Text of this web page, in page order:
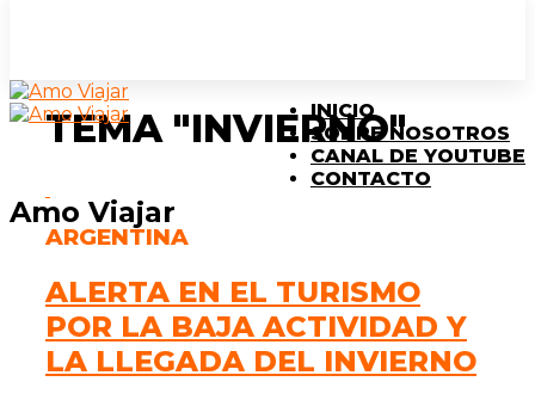
Amo Viajar
INICIO
SOBRE NOSOTROS
CANAL DE YOUTUBE
CONTACTO
TEMA "INVIERNO"
ARGENTINA
ALERTA EN EL TURISMO
POR LA BAJA ACTIVIDAD Y
LA LLEGADA DEL INVIERNO